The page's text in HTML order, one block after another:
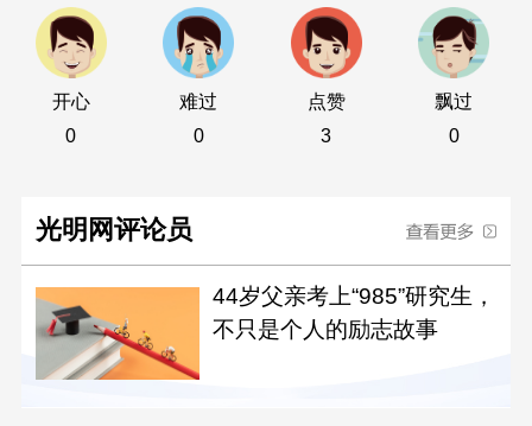
开心
0
难过
0
点赞
3
飘过
0
光明网评论员
44岁父亲考上“985”研究生，
不只是个人的励志故事